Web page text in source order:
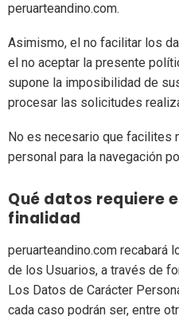
peruarteandino.com.
Asimismo, el no facilitar los
el no aceptar la presente
supone la imposibilidad de
procesar las solicitudes
No es necesario que facilites
personal para la navegación
Qué datos requiere
finalidad
peruarteandino.com recabará
de los Usuarios, a través de
Los Datos de Carácter
cada caso podrán ser, entre